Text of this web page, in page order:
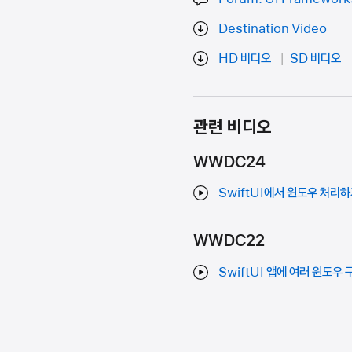
Destination Video
HD 비디오
SD 비디오
관련 비디오
WWDC24
SwiftUI에서 윈도우 처리하
WWDC22
SwiftUI 앱에 여러 윈도우